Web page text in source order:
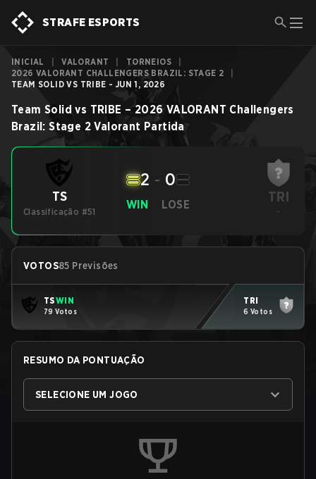
STRAFE ESPORTS
INICIAL VALORANT TORNEIOS
2026 VALORANT CHALLENGERS BRAZIL: STAGE 2
TEAM SOLID VS TRIBE - JUN 1, 2026
Team Solid vs TRIBE –2026 VALORANT Challengers
Brazil: Stage 2 Valorant Partida
TS
Classificação #51
WIN
2 - 0
LOSE TRI
-
VOTOS85 Previsões
TSWIN
79 Votos
TRI
6 Votos
RESUMO DA PONTUAÇÃO
SELECIONE UM JOGO